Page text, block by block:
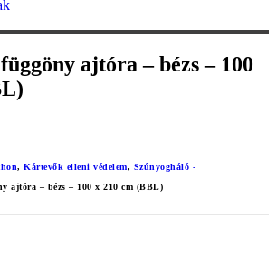
ajtóra – bézs – 100
, Kártevők elleni védelem, Szúnyogháló -
ajtóra – bézs – 100 x 210 cm (BBL)